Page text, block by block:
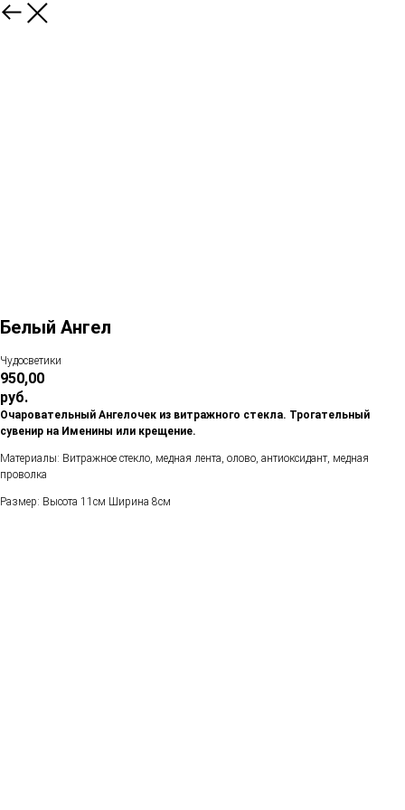
Белый Ангел
Чудосветики
950,00
руб.
Очаровательный Ангелочек из витражного стекла. Трогательный
сувенир на Именины или крещение.
Материалы: Витражное стекло, медная лента, олово, антиоксидант, медная
проволка
Размер: Высота 11см Ширина 8см